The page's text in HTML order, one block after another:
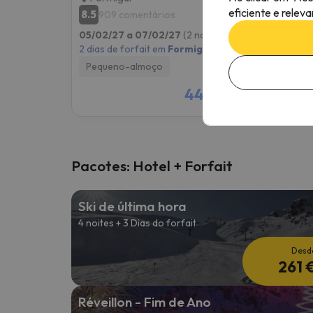
8.5 909 comentários
05/02/27 a 07/02/27 (2 noites)
2 dias de forfait em Formigal
Pequeno-almoço
440 €
7.9
Pacotes: Hotel + Forfait
Ski de última hora
4 noites + 3 Dias do forfait
261
Réveillon - Fim de Ano
eficiente e